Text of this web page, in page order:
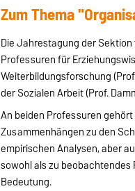
Zum Thema
Die Jahrestagung der
Professuren für
Weiterbildungsforschung
der Sozialen Arbeit (Prof.
An beiden Professuren
Zusammenhängen zu den
empirischen Analysen, aber
sowohl als zu
Bedeutung.